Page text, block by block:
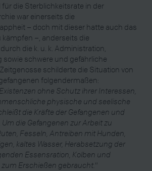
die Sterblichkeitsrate in der
war einerseits die
– doch mit dieser hatte auch das
kämpfen –, anderseits die
die k. u. k. Administration,
sowie schwere und gefährliche
schilderte die Situation von
folgendermaßen:
ohne Schutz ihrer Interessen,
physische und seelische
die Kräfte der Gefangenen und
die Gefangenen zur Arbeit zu
Fesseln, Antreiben mit Hunden,
kaltes Wasser, Herabsetzung der
Essensration, Kolben und
Erschießen gebraucht. “